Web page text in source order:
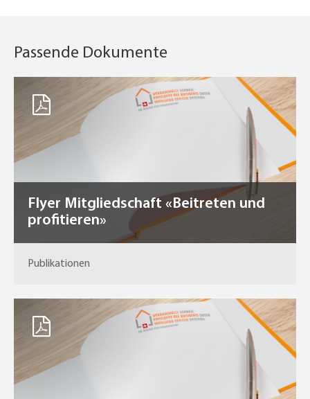
Passende Dokumente
Flyer Mitgliedschaft «Beitreten und
profitieren»
Publikationen